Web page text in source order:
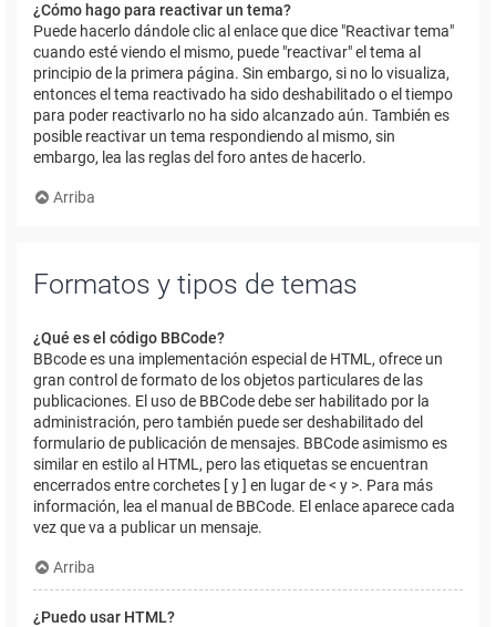
¿Cómo hago para reactivar un tema?
Puede hacerlo dándole clic al enlace que dice "Reactivar tema"
cuando esté viendo el mismo, puede "reactivar" el tema al
principio de la primera página. Sin embargo, si no lo visualiza,
entonces el tema reactivado ha sido deshabilitado o el tiempo
para poder reactivarlo no ha sido alcanzado aún. También es
posible reactivar un tema respondiendo al mismo, sin
embargo, lea las reglas del foro antes de hacerlo.
Arriba
Formatos y tipos de temas
¿Qué es el código BBCode?
BBcode es una implementación especial de HTML, ofrece un
gran control de formato de los objetos particulares de las
publicaciones. El uso de BBCode debe ser habilitado por la
administración, pero también puede ser deshabilitado del
formulario de publicación de mensajes. BBCode asimismo es
similar en estilo al HTML, pero las etiquetas se encuentran
encerrados entre corchetes [ y ] en lugar de < y >. Para más
información, lea el manual de BBCode. El enlace aparece cada
vez que va a publicar un mensaje.
Arriba
¿Puedo usar HTML?